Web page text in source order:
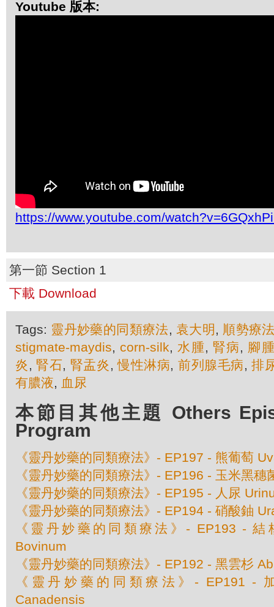
Youtube 版本:
https://www.youtube.com/
第一節 Section 1
下載 Download
Tags: 靈丹妙藥的同類療法, 袁大明 , 順勢療
stigmate-maydis, corn-silk, 水腫, 腎病, 腳
炎 ,腎石, 腎盂炎 ,慢性淋病,前列腺毛病,排
有膿液, 血尿
本節目其他主題 Others
Program
《靈丹妙藥的同類療法》- EP197 - 熊葡萄
《靈丹妙藥的同類療法》- EP196 - 玉米黑
《靈丹妙藥的同類療法》- EP195 - 人尿
《靈丹妙藥的同類療法》- EP194 - 硝酸鈾
《靈丹妙藥的同類療法》- EP193 - 結
Bovinum
《靈丹妙藥的同類療法》- EP192 - 黑雲杉
《靈丹妙藥的同類療法》- EP191 -
Canadensis